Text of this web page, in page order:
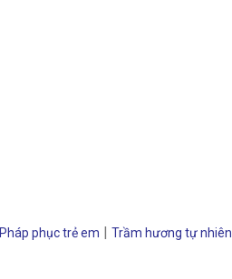
Pháp phục trẻ em | Trầm hương tự nhiên